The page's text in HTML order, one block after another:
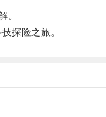
。
探险之旅。